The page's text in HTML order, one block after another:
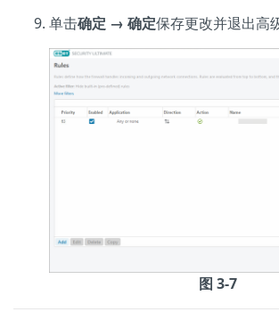
单击确定 → 确定保存更改并退出高
图 3-7